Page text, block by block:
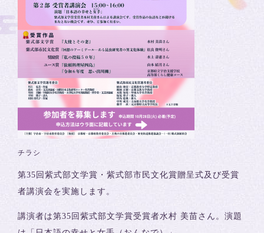
チラシ
第35回紫式部文学賞・紫式部市民文化賞贈呈式及び受賞
者講演会を実施します。
講演者は第35回紫式部文学賞受賞者水村 美苗さん。演題